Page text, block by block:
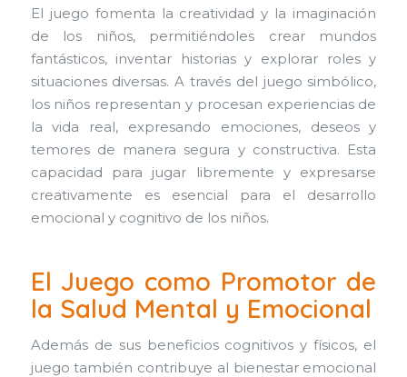
El juego fomenta la creatividad y la imaginación
de los niños, permitiéndoles crear mundos
fantásticos, inventar historias y explorar roles y
situaciones diversas. A través del juego simbólico,
los niños representan y procesan experiencias de
la vida real, expresando emociones, deseos y
temores de manera segura y constructiva. Esta
capacidad para jugar libremente y expresarse
creativamente es esencial para el desarrollo
emocional y cognitivo de los niños.
El Juego como Promotor de
la Salud Mental y Emocional
Además de sus beneficios cognitivos y físicos, el
juego también contribuye al bienestar emocional